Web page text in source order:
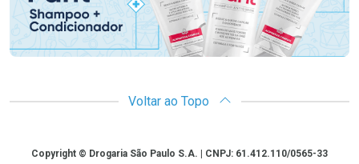
Voltar ao Topo
CopyrightCopyright © Drogaria São Paulo S.A. | CNPJ: 61.412.110/0565-33